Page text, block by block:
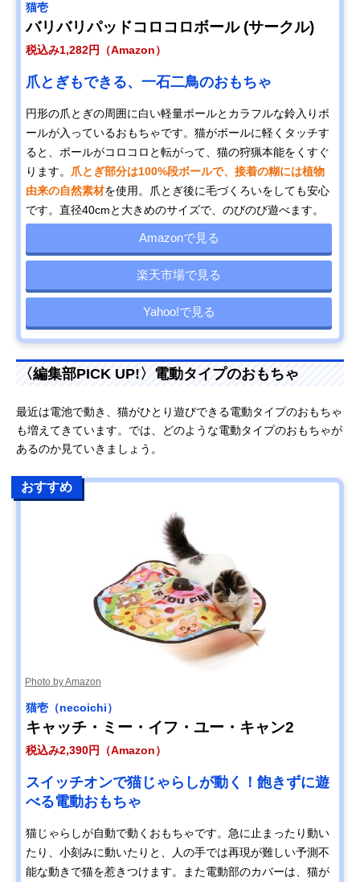
猫壱
バリバリパッドコロコロボール (サークル)
税込み1,282円（Amazon）
爪とぎもできる、一石二鳥のおもちゃ
円形の爪とぎの周囲に白い軽量ボールとカラフルな鈴入りボ
ールが入っているおもちゃです。猫がボールに軽くタッチす
ると、ボールがコロコロと転がって、猫の狩猟本能をくすぐ
ります。
爪とぎ部分は100%段ボールで、接着の糊には植物
由来の自然素材を使用。爪とぎ後に毛づくろいをしても安心
です。直径40cmと大きめのサイズで、のびのび遊べます。
Amazonで見る
楽天市場で見る
Yahoo!で見る
〈編集部PICK UP!〉電動タイプのおもちゃ
最近は電池で動き、猫がひとり遊びできる電動タイプのおもちゃ
も増えてきています。では、どのような電動タイプのおもちゃが
あるのか見ていきましょう。
おすすめ
Photo by Amazon
猫壱（necoichi）
キャッチ・ミー・イフ・ユー・キャン2
税込み2,390円（Amazon）
スイッチオンで猫じゃらしが動く！飽きずに遊
べる電動おもちゃ
猫じゃらしが自動で動くおもちゃです。急に止まったり動い
たり、小刻みに動いたりと、人の手では再現が難しい予測不
能な動きで猫を惹きつけます。また電動部のカバーは、猫が